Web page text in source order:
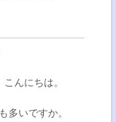
んにちは。
多いですか。